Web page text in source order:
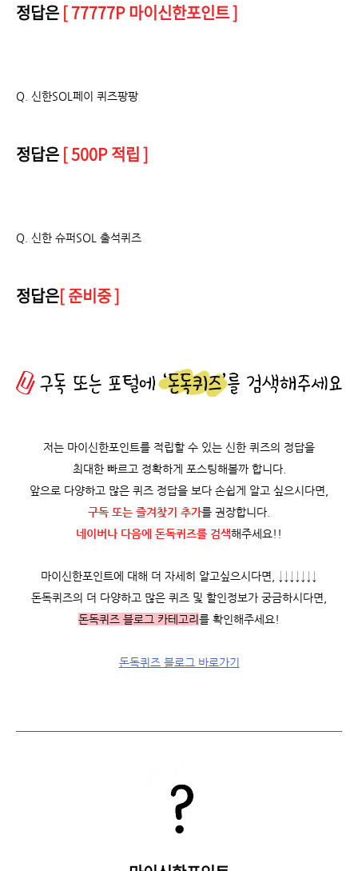
정답은 [ 77777P 마이신한포인트 ]
Q. 신한SOL페이 퀴즈팡팡
정답은 [ 500P 적립 ]
Q. 신한 슈퍼SOL 출석퀴즈
정답은[ 준비중 ]
저는 마이신한포인트를 적립할 수 있는 신한 퀴즈의 정답을
최대한 빠르고 정확하게 포스팅해볼까 합니다.
앞으로 다양하고 많은 퀴즈 정답을 보다 손쉽게 알고 싶으시다면,
구독 또는 즐겨찾기 추가를 권장합니다.
네이버나 다음에 돈독퀴즈를 검색해주세요!!
마이신한포인트에 대해 더 자세히 알고싶으시다면, ↓↓↓↓↓↓↓
돈독퀴즈의 더 다양하고 많은 퀴즈 및 할인정보가 궁금하시다면,
돈독퀴즈 블로그 카테고리를 확인해주세요!
돈독퀴즈 블로그 바로가기